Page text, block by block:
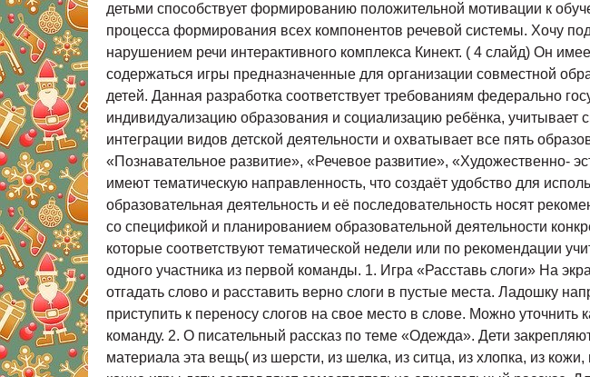
детьми способствует формированию положительной мотивации к
процесса формирования всех компонентов речевой системы. Хочу
нарушением речи интерактивного комплекса Кинект. ( 4 слайд) Он
содержаться игры предназначенные для организации совместной
детей. Данная разработка соответствует требованиям федерально
индивидуализацию образования и социализацию ребёнка,
интеграции видов детской деятельности и охватывает все пять
«Познавательное развитие», «Речевое развитие», «Художественно-
имеют тематическую направленность, что создаёт удобство для
образовательная деятельность и её последовательность носят
со спецификой и планированием образовательной деятельности
которые соответствуют тематической недели или по рекомендации
одного участника из первой команды. 1. Игра «Расставь слоги» На
отгадать слово и расставить верно слоги в пустые места. Ладошку
приступить к переносу слогов на свое место в слове. Можно
команду. 2. О писательный рассказ по теме «Одежда». Дети
материала эта вещь( из шерсти, из шелка, из ситца, из хлопка, из